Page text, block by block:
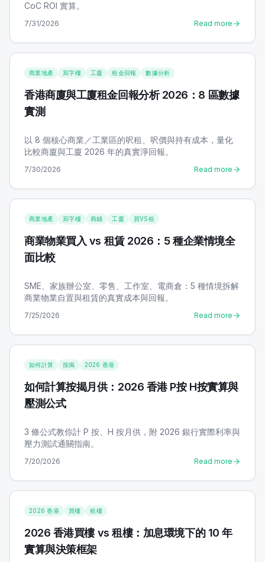
CoC ROI 實算。
7/31/2026 Read more
商業地產 寫字樓 工廈 租金回報 數據分析
香港商廈與工廈租金回報分析 2026：8 區數據
實測
以 8 個核心商業／工業區的呎租、呎價與持有成本，量化
比較商廈與工廈 2026 年的真實淨回報。
7/30/2026 Read more
商業地產 寫字樓 商鋪 工廈 買VS租
商業物業買入 vs 租賃 2026：5 種企業情境全
面比較
SME、家族辦公室、零售、工作室、電商倉：5 種情境拆解
商業物業自置與租賃的真實成本與回報。
7/25/2026 Read more
如何計算 按揭 2026 香港
如何計算按揭月供：2026 香港 P按 H按實算與
壓測公式
3 條公式教你計 P 按、H 按月供，附 2026 銀行實際利率與
壓力測試通關指南。
7/20/2026 Read more
2026 香港 買樓 租樓
2026 香港買樓 vs 租樓：加息環境下的 10 年
實算與決策框架